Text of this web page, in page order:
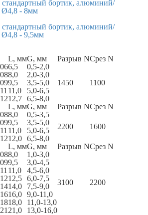
стандартный бортик, алюминий/
Ø4,8 - 8мм
стандартный бортик, алюминий/
Ø4,8 - 9,5мм
L, ммG, мм Разрыв NСрез N
6,5
0,5-2,0
1450
1100
8,0
2,0-3,0
9,5
3,5-5,0
11,0
5,0-6,5
12,7 6,5-8,0
L, ммG, мм Разрыв NСрез N
8,0
0,5-3,5
2200
1600
9,5
3,5-5,0
11,0
5,0-6,5
12,0 6,5-8,0
L, ммG, мм Разрыв NСрез N
8,0 1,0-3,0
3100 2200
9,5
3,0-4,5
11,0
4,5-6,0
12,5 6,0-7,5
14,0
7,5-9,0
16,0 9,0-11,0
18,0
11,0-13,0
21,0 13,0-16,0